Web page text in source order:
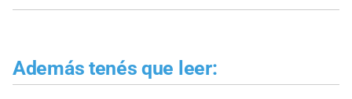
Además tenés que leer: